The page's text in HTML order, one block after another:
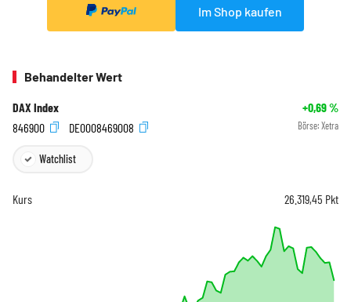
Im Shop kaufen
Behandelter Wert
DAX Index +0,69%
846900
DE0008469008 Börse: Xetra
Watchlist
Kurs 26.319,45 Pkt